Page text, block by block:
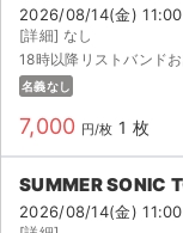
2026/08/14(金) 11:00
[詳細] なし
18時以降リストバンド
名義なし
7,000 円/枚 1 枚
SUMMER SONIC
2026/08/14(金) 11:00